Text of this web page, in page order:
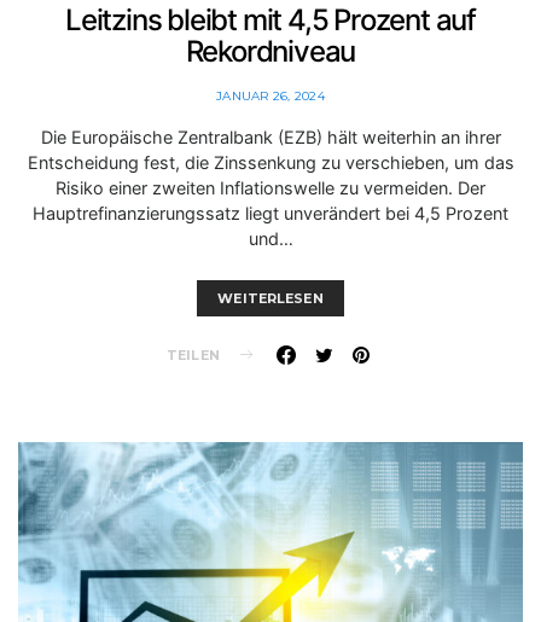
Leitzins bleibt mit 4,5 Prozent auf
Rekordniveau
JANUAR 26, 2024
Die Europäische Zentralbank (EZB) hält weiterhin an ihrer
Entscheidung fest, die Zinssenkung zu verschieben, um das
Risiko einer zweiten Inflationswelle zu vermeiden. Der
Hauptrefinanzierungssatz liegt unverändert bei 4,5 Prozent
und…
WEITERLESEN
TEILEN